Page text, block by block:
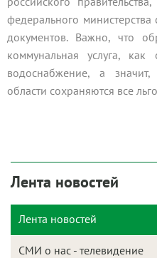
федерального
документов. Важно, что
коммунальная услуга, как
водоснабжение, а
области сохраняются все
Лента новостей
Лента новостей
СМИ о нас - телевидение